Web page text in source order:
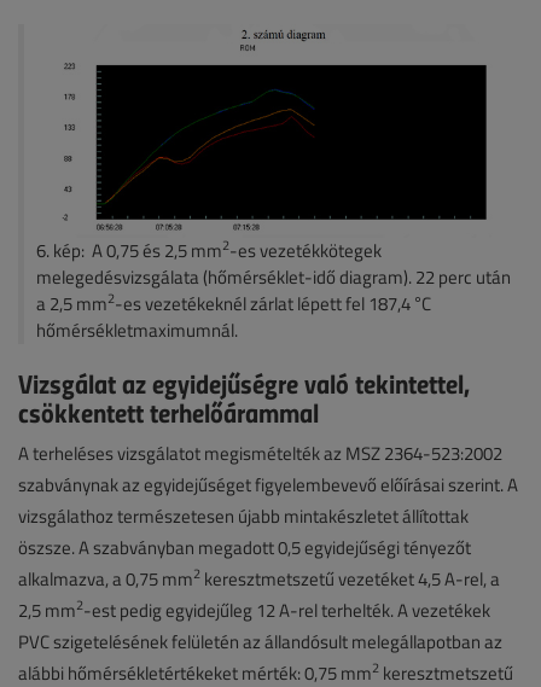
6. kép: A 0,75 és 2,5 mm2-es vezetékkötegek
melegedésvizsgálata (hőmérséklet-idő diagram). 22 perc után
a 2,5 mm2-es vezetékeknél zárlat lépett fel 187,4 °C
hőmérsékletmaximumnál.
Vizsgálat az egyidejűségre való tekintettel,
csökkentett terhelőárammal
A terheléses vizsgálatot megismételték az MSZ 2364-523:2002
szabványnak az egyidejűséget figyelembevevő előírásai szerint. A
vizsgálathoz természetesen újabb mintakészletet állítottak
öszsze. A szabványban megadott 0,5 egyidejűségi tényezőt
alkalmazva, a 0,75 mm2 keresztmetszetű vezetéket 4,5 A-rel, a
2,5 mm2-est pedig egyidejűleg 12 A-rel terhelték. A vezetékek
PVC szigetelésének felületén az állandósult melegállapotban az
alábbi hőmérsékletértékeket mérték: 0,75 mm2 keresztmetszetű